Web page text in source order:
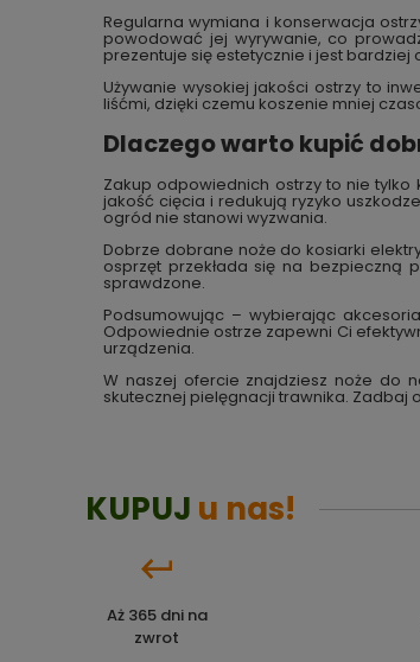
Regularna wymiana i konserwacja
powodować jej wyrywanie, co
prezentuje się estetycznie i jest bardziej
Używanie wysokiej jakości ostrzy to
liśćmi, dzięki czemu koszenie mniej
Dlaczego warto kupić
Zakup odpowiednich ostrzy to nie
jakość cięcia i redukują ryzyko
ogród nie stanowi wyzwania.
Dobrze dobrane noże do kosiarki
osprzęt przekłada się na bezpieczną
sprawdzone.
Podsumowując – wybierając
Odpowiednie ostrze zapewni Ci
urządzenia.
W naszej ofercie znajdziesz noże do
skutecznej pielęgnacji trawnika. Zadbaj
KUPUJ u nas!
Aż 365 dni na
zwrot